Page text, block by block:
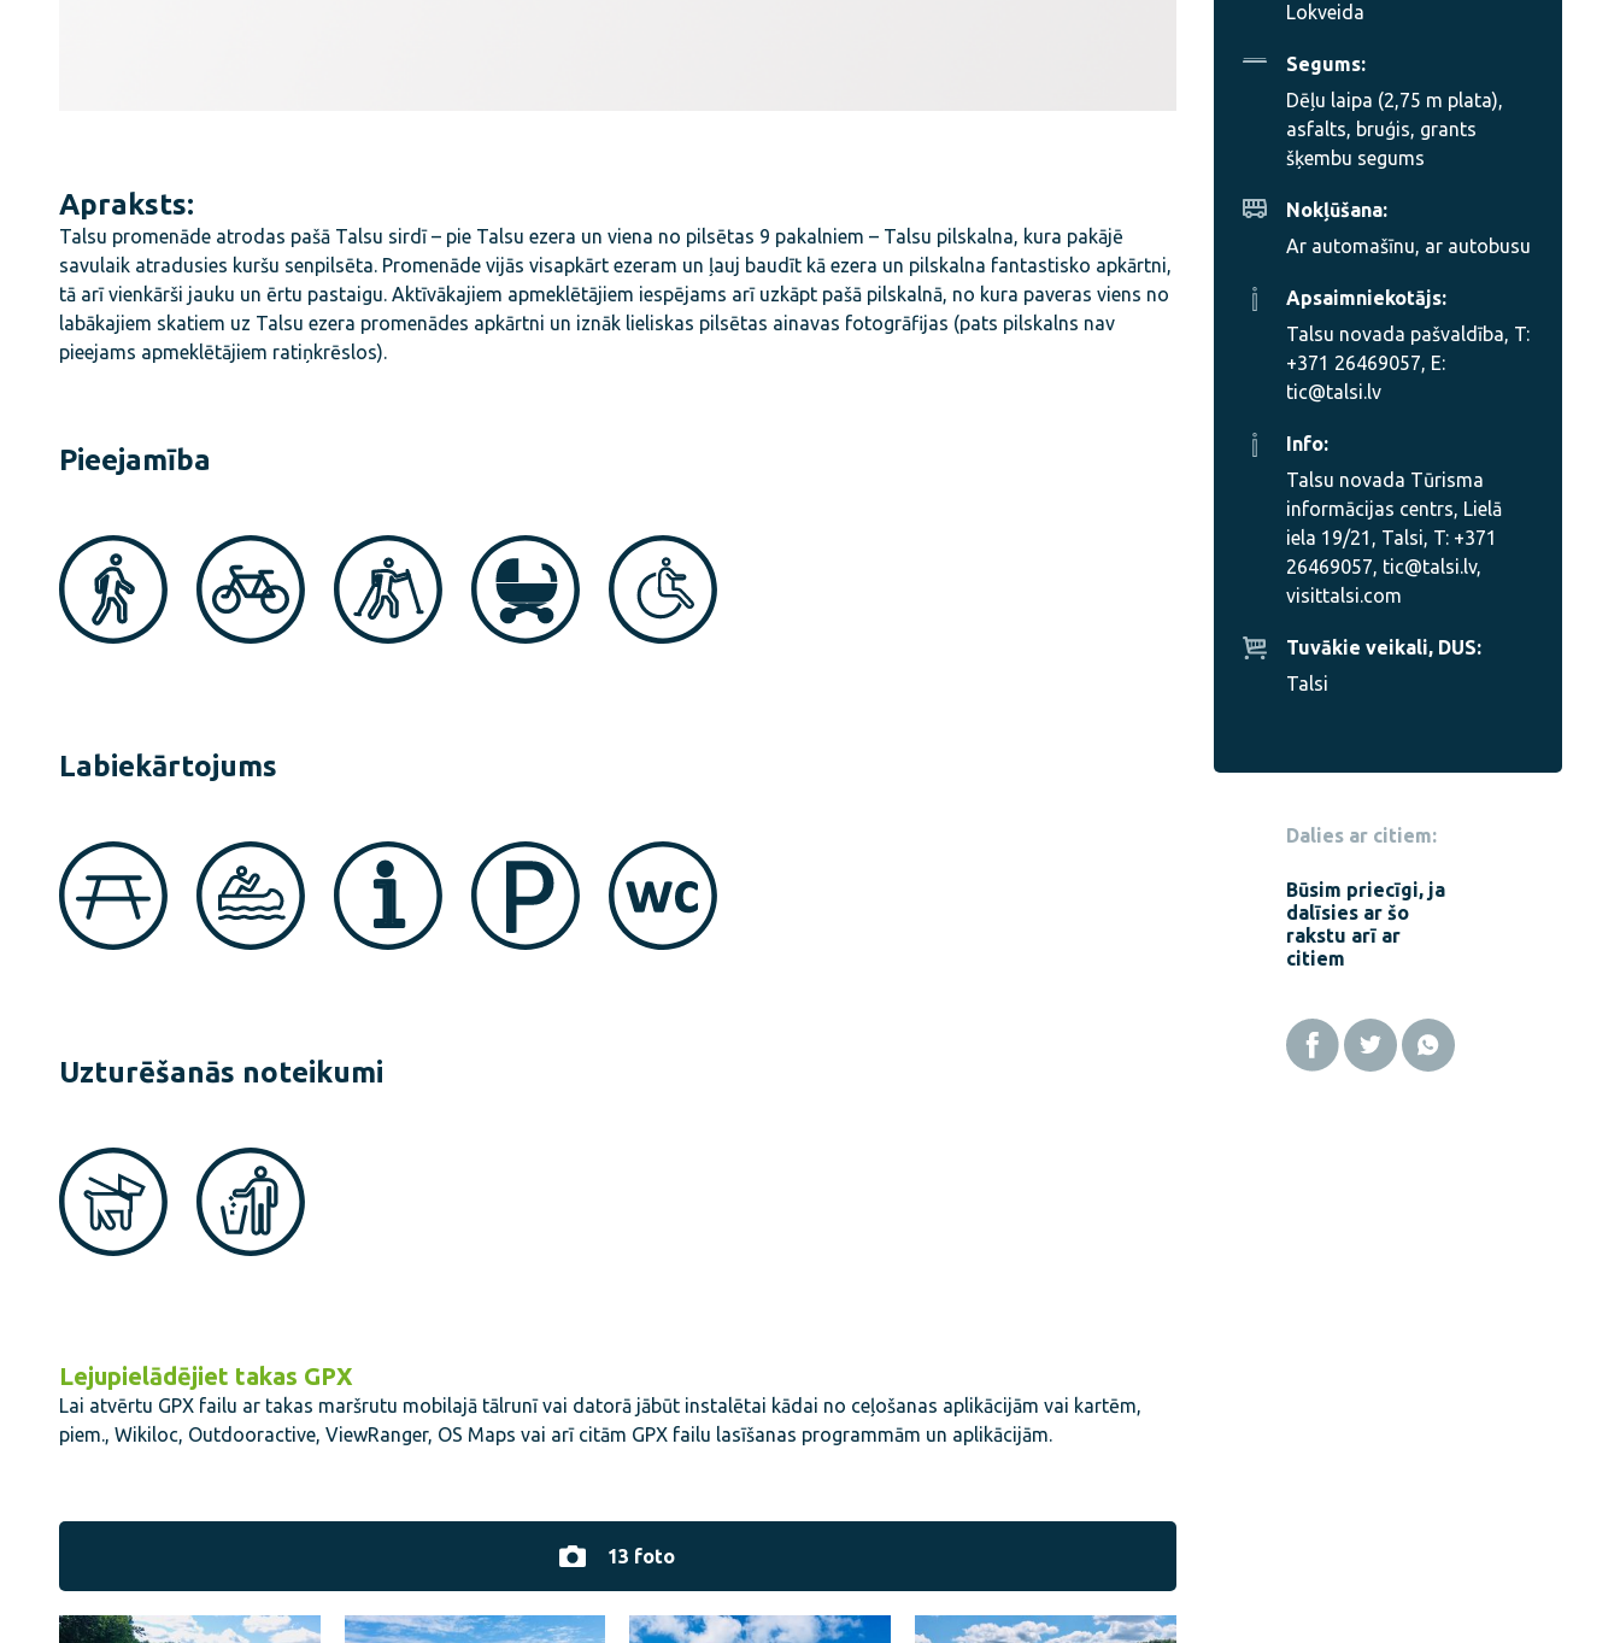
Apraksts:
Talsu promenāde atrodas pašā Talsu sirdī – pie Talsu ezera un viena no pilsētas 9 pakalniem – Talsu pilskalna, kura pakājē
savulaik atradusies kuršu senpilsēta. Promenāde vijās visapkārt ezeram un ļauj baudīt kā ezera un pilskalna fantastisko apkārtni,
tā arī vienkārši jauku un ērtu pastaigu. Aktīvākajiem apmeklētājiem iespējams arī uzkāpt pašā pilskalnā, no kura paveras viens no
labākajiem skatiem uz Talsu ezera promenādes apkārtni un iznāk lieliskas pilsētas ainavas fotogrāfijas (pats pilskalns nav
pieejams apmeklētājiem ratiņkrēslos).
Pieejamība
Labiekārtojums
Uzturēšanās noteikumi
Lejupielādējiet takas GPX
Lai atvērtu GPX failu ar takas maršrutu mobilajā tālrunī vai datorā jābūt instalētai kādai no ceļošanas aplikācijām vai kartēm,
piem., Wikiloc, Outdooractive, ViewRanger, OS Maps vai arī citām GPX failu lasīšanas programmām un aplikācijām.
13 foto
Lokveida
Segums:
Dēļu laipa (2,75 m plata),
asfalts, bruģis, grants
šķembu segums
Nokļūšana:
Ar automašīnu, ar autobusu
Apsaimniekotājs:
Talsu novada pašvaldība, T:
+371 26469057, E:
tic@talsi.lv
Info:
Talsu novada Tūrisma
informācijas centrs, Lielā
iela 19/21, Talsi, T: +371
26469057, tic@talsi.lv,
visittalsi.com
Tuvākie veikali, DUS:
Talsi
Dalies ar citiem:
Būsim priecīgi, ja
dalīsies ar šo
rakstu arī ar
citiem